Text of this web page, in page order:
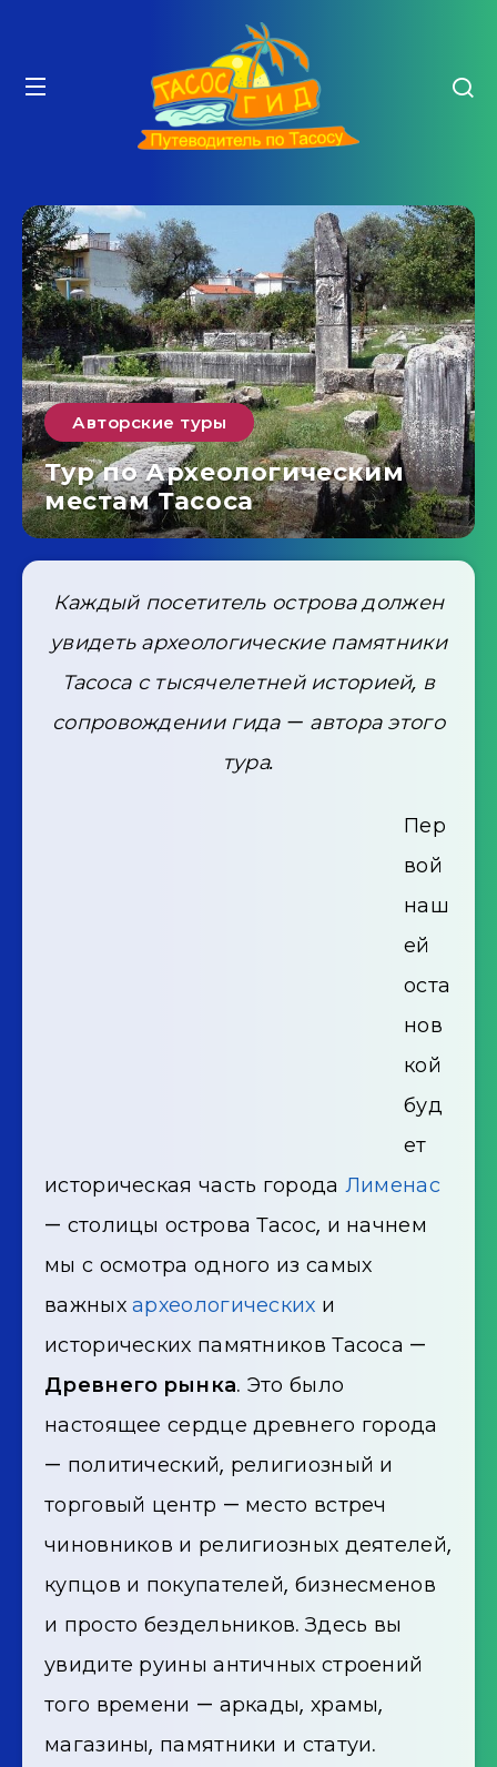
Авторские туры
Тур по Археологическим
местам Тасоса
Каждый посетитель острова должен
увидеть археологические памятники
Тасоса с тысячелетней историей, в
сопровождении гида — автора этого
тура.
Пер
вой
наш
ей
оста
нов
кой
буд
ет
историческая часть города Лименас
— столицы острова Тасос, и начнем
мы с осмотра одного из самых
важныхархеологических и
исторических памятников Тасоса —
Древнего рынка. Это было
настоящее сердце древнего города
— политический, религиозный и
торговый центр — место встреч
чиновников и религиозных деятелей,
купцов и покупателей, бизнесменов
и просто бездельников. Здесь вы
увидите руины античных строений
того времени — аркады, храмы,
магазины, памятники и статуи.